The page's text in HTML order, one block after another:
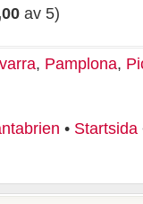
av 5)
, Pamplona,
• Startsida